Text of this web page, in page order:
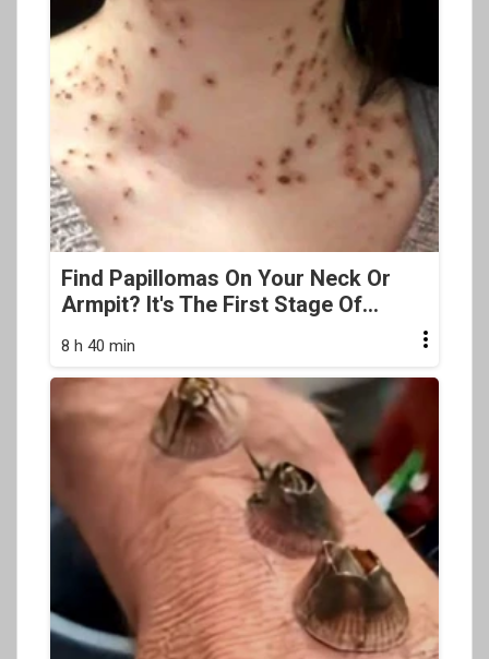
Find Papillomas On Your Neck Or
Armpit? It's The First Stage Of...
8 h 40 min